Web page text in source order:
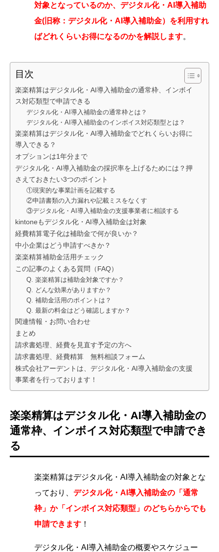
対象となっているのか、デジタル化・AI導入補助
金(旧称：デジタル化・AI導入補助金） を利用すれ
ばどれくらいお得になるのかを解説します。
目次
楽楽精算はデジタル化・AI導入補助金の通常枠、インボイ
ス対応類型で申請できる
デジタル化・AI導入補助金の通常枠とは？
デジタル化・AI導入補助金のインボイス対応類型とは？
楽楽精算はデジタル化・AI導入補助金でどれくらいお得に
導入できる？
オプションは1年分まで
デジタル化・AI導入補助金の採択率を上げるためには？押
さえておきたい3つのポイント
①現実的な事業計画を記載する
②申請書類の入力漏れや記載ミスをなくす
③デジタル化・AI導入補助金の支援事業者に相談する
kintoneもデジタル化・AI導入補助金は対象
経費精算電子化は補助金で何が良いか？
中小企業はどう申請すべきか？
楽楽精算補助金活用チェック
この記事のよくある質問（FAQ）
Q. 楽楽精算は補助金対象ですか？
Q. どんな効果がありますか？
Q. 補助金活用のポイントは？
Q. 最新の料金はどう確認しますか？
関連情報・お問い合わせ
まとめ
請求書処理、経費を見直す予定の方へ
請求書処理、経費精算 無料相談フォーム
株式会社アーデントは、デジタル化・AI導入補助金の支援
事業者を行っております！
楽楽精算はデジタル化・AI導入補助金の
通常枠、インボイス対応類型で申請でき
る
楽楽精算はデジタル化・AI導入補助金の対象とな
っており、 デジタル化・AI導入補助金の「通常
枠」か「インボイス対応類型」のどちらからでも
申請できます ！
デジタル化・AI導入補助金の概要やスケジュー